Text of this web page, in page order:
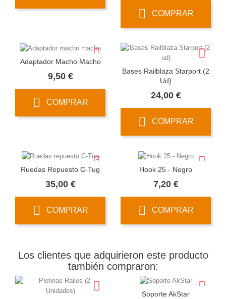
COMPRAR
Adaptador Macho Macho
9,50 €Precio
COMPRAR
Bases Railblaza Starport (2
Ud)
24,00 €Precio
COMPRAR
Ruedas Repuesto C-Tug
35,00 €Precio
COMPRAR
Hook 25 - Negro
7,20 €Precio
COMPRAR
Los clientes que adquirieron este producto
también compraron:
Soporte AkStar